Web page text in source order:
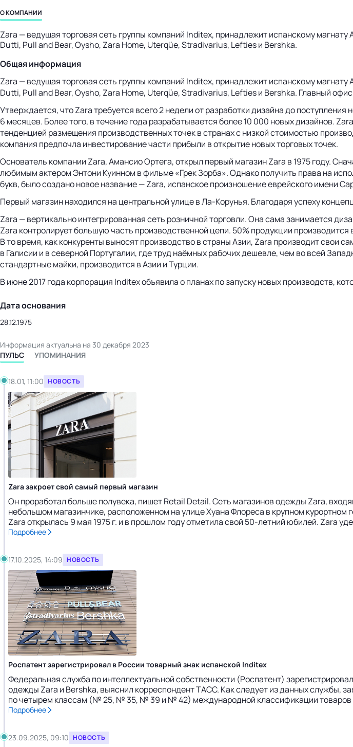
бизнес-центр
О КОМПАНИИ
Zara — ведущая торговая сеть группы компаний Inditex, принадлежит испанскому
Dutti, Pull and Bear, Oysho, Zara Home, Uterqüe, Stradivarius, Lefties и Bershka.
Общая информация
Zara — ведущая торговая сеть группы компаний Inditex, принадлежит испанскому
Dutti, Pull and Bear, Oysho, Zara Home, Uterqüe, Stradivarius, Lefties и Bershka. Главный
Утверждается, что Zara требуется всего 2 недели от разработки дизайна до
6 месяцев. Более того, в течение года разрабатывается более 10 000 новых дизайнов.
тенденцией размещения производственных точек в странах с низкой стоимостью
компания предпочла инвестирование части прибыли в открытие новых торговых точек.
Основатель компании Zara, Амансио Ортега, открыл первый магазин Zara в 1975 году.
любимым актером Энтони Куинном в фильме «Грек Зорба». Однако получить права на
букв, было создано новое название — Zara, испанское произношение еврейского имени
Первый магазин находился на центральной улице вЛа-Корунья. Благодаря успеху
Zara — вертикально интегрированная сеть розничной торговли. Она сама занимается
Zara контролирует большую часть производственной цепи. 50% продукции
В то время, как конкуренты выносят производство в страны Азии, Zara производит свои
в Галисии и в северной Португалии, где труд наёмных рабочих дешевле, чем во всей
стандартные майки, производится в Азии и Турции.
В июне 2017 года корпорация Inditex объявила о планах по запуску новых производств,
Дата основания
28.12.1975
Информация актуальна на 30 декабря 2023
ПУЛЬС
УПОМИНАНИЯ
18.01, 11:00 НОВОСТЬ
Zara закроет свой самый первый магазин
Он проработал больше полувека, пишет Retail Detail. Сеть магазинов одежды Zara,
небольшом магазинчике, расположенном на улице Хуана Флореса в крупном
Zara открылась 9 мая 1975 г. и в прошлом году отметила свой 50-летний юбилей. Zara
Подробнее
17.10.2025, 14:09 НОВОСТЬ
Роспатент зарегистрировал в России товарный знак испанской Inditex
Федеральная служба по интеллектуальной собственности (Роспатент)
одежды Zara и Bershka, выяснил корреспондент ТАСС. Как следует из данных службы,
по четырем классам (№ 25, № 35, № 39 и № 42) международной классификации товаров
Подробнее
23.09.2025, 09:10 НОВОСТЬ